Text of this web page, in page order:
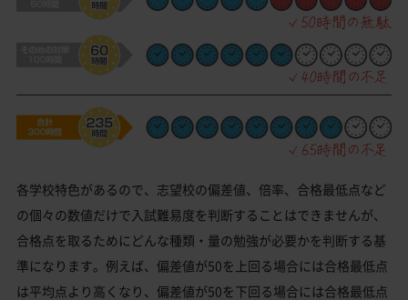
各学校特色があるので、志望校の偏差値、倍率、合格最低点など
の個々の数値だけで入試難易度を判断することはできませんが、
合格点を取るためにどんな種類・量の勉強が必要かを判断する基
準になります。例えば、偏差値が50を上回る場合には合格最低点
は平均点より高くなり、偏差値が50を下回る場合には合格最低点